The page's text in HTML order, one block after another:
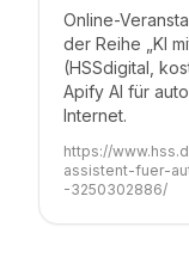
Online-
der Reihe „KI
(HSSdigital,
Apify AI für
Internet.
https://
assistent-fuer-
-3250302886/